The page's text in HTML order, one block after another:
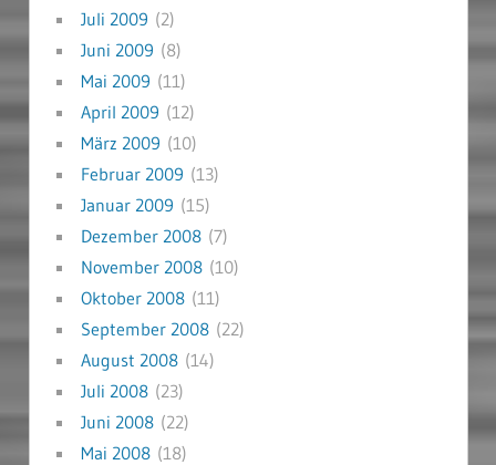
Juli 2009 (2)
Juni 2009 (8)
Mai 2009 (11)
April 2009 (12)
März 2009 (10)
Februar 2009 (13)
Januar 2009 (15)
Dezember 2008(7)
November 2008(10)
Oktober 2008(11)
September 2008(22)
August 2008(14)
Juli 2008(23)
Juni 2008(22)
Mai 2008(18)